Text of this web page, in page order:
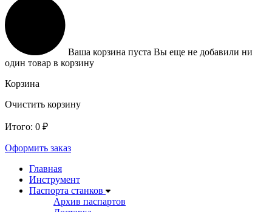
Ваша корзина пуста Вы еще не добавили ни
один товар в корзину
Корзина
Очистить корзину
Итого: 0 ₽
Оформить заказ
Главная
Инструмент
Паспорта станков
Архив паспартов